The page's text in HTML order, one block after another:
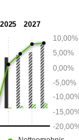
Kälteabgabe an
Unternehmen treibt
PCRX-201 voran,
Gentherapie mit dem
weit verbreiteter